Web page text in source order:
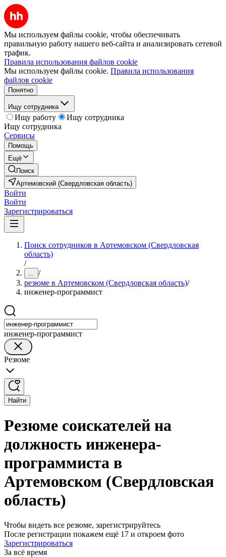
Мы используем файлы cookie, чтобы обеспечивать
правильную работу нашего веб-сайта и анализировать сетевой
трафик.
Правила использования файлов cookie
Мы используем файлы cookie. Правила использования
файлов cookie
Понятно
Ищу сотрудника
Ищу работу
Ищу сотрудника
Ищу сотрудника
Сервисы
Помощь
Ещё
Поиск
Артемовский (Свердловская область)
Войти
Войти
Зарегистрироваться
Поиск сотрудников в Артемовском (Свердловская
область)
/
... /
резюме в Артемовском (Свердловская область)/
инженер-программист
инженер-программист
Резюме
Найти
Резюме соискателей на
должность инженера-
программиста в
Артемовском (Свердловская
область)
Чтобы видеть все резюме, зарегистрируйтесь
После регистрации покажем ещё 17 и откроем фото
Зарегистрироваться
За всё время